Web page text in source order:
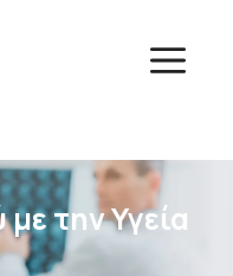
Menu
την Υγεία